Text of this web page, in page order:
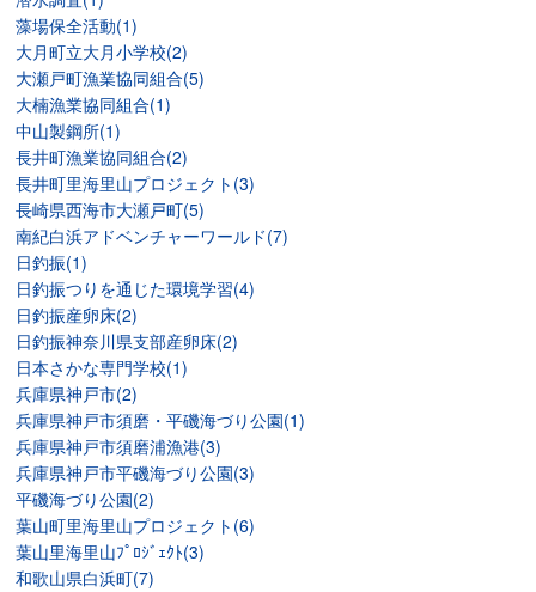
藻場保全活動(1)
大月町立大月小学校(2)
大瀬戸町漁業協同組合(5)
大楠漁業協同組合(1)
中山製鋼所(1)
長井町漁業協同組合(2)
長井町里海里山プロジェクト(3)
長崎県西海市大瀬戸町(5)
南紀白浜アドベンチャーワールド(7)
日釣振(1)
日釣振つりを通じた環境学習(4)
日釣振産卵床(2)
日釣振神奈川県支部産卵床(2)
日本さかな専門学校(1)
兵庫県神戸市(2)
兵庫県神戸市須磨・平磯海づり公園(1)
兵庫県神戸市須磨浦漁港(3)
兵庫県神戸市平磯海づり公園(3)
平磯海づり公園(2)
葉山町里海里山プロジェクト(6)
葉山里海里山ﾌﾟﾛｼﾞｪｸﾄ(3)
和歌山県白浜町(7)